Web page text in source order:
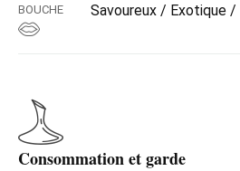
BOUCHE Savoureux / Exotique
Consommation et garde